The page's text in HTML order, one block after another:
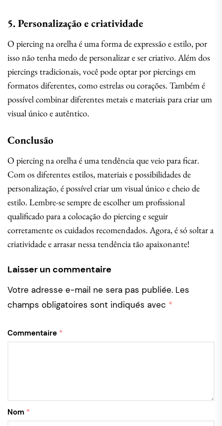
5. Personalização e criatividade
O piercing na orelha é uma forma de expressão e estilo, por
isso não tenha medo de personalizar e ser criativo. Além dos
piercings tradicionais, você pode optar por piercings em
formatos diferentes, como estrelas ou corações. Também é
possível combinar diferentes metais e materiais para criar um
visual único e autêntico.
Conclusão
O piercing na orelha é uma tendência que veio para ficar.
Com os diferentes estilos, materiais e possibilidades de
personalização, é possível criar um visual único e cheio de
estilo. Lembre-se sempre de escolher um profissional
qualificado para a colocação do piercing e seguir
corretamente os cuidados recomendados. Agora, é só soltar a
criatividade e arrasar nessa tendência tão apaixonante!
Laisser un commentaire
Votre adresse e-mail ne sera pas publiée. Les
champs obligatoires sont indiqués avec *
Commentaire *
Nom *